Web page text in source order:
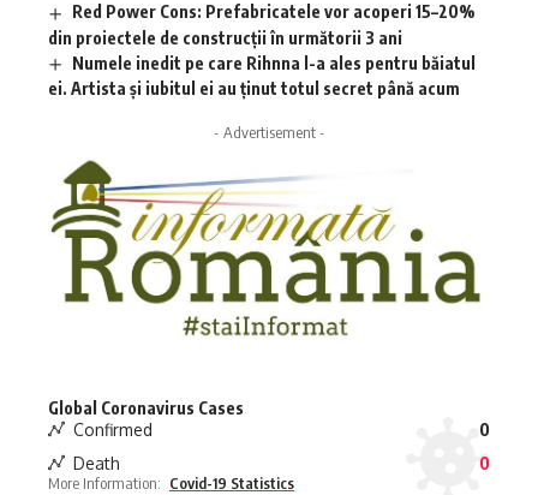
Red Power Cons: Prefabricatele vor acoperi 15–20%
din proiectele de construcții în următorii 3 ani
Numele inedit pe care Rihnna l-a ales pentru băiatul
ei. Artista și iubitul ei au ținut totul secret până acum
- Advertisement -
Global Coronavirus Cases
Confirmed
0
Death
0
More Information: Covid-19 Statistics